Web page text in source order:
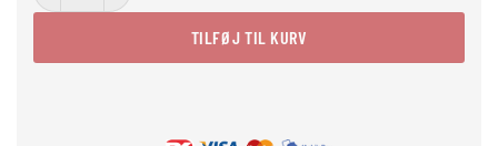
TILFØJ TIL KURV